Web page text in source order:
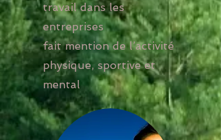
travail dans les
entreprises
fait mention de l’activité
physique, sportive et
mental